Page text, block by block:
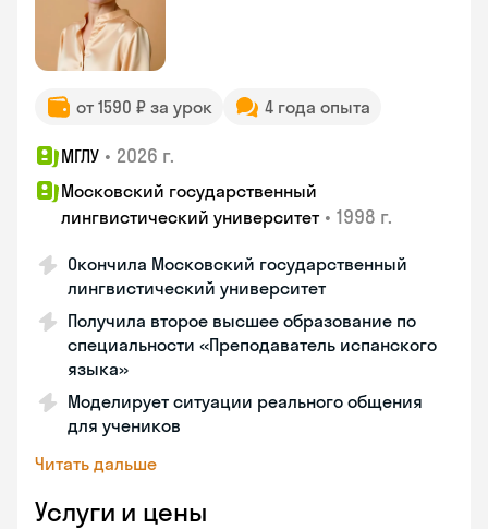
от 1590 ₽ за урок 4 года опыта
МГЛУ • 2026 г.
Московский государственный
лингвистический университет • 1998 г.
Окончила Московский государственный
лингвистический университет
Получила второе высшее образование по
специальности «Преподаватель испанского
языка»
Моделирует ситуации реального общения
для учеников
Читать дальше
Услуги и цены